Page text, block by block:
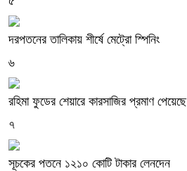
দরপতনের তালিকায় শীর্ষে মেট্রো স্পিনিং
৬
রহিমা ফুডের শেয়ারে কারসাজির প্রমাণ
৭
সূচকের পতনে ১২১০ কোটি টাকার লেনদেন